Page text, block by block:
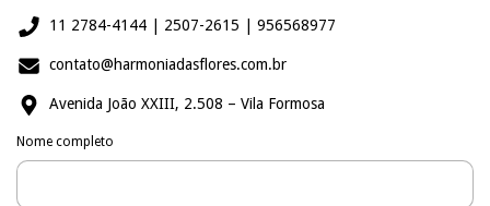
11 2784-4144 | 2507-2615 | 956568977
contato@harmoniadasflores.com.br
Avenida João XXIII, 2.508 – Vila Formosa
Nome completo